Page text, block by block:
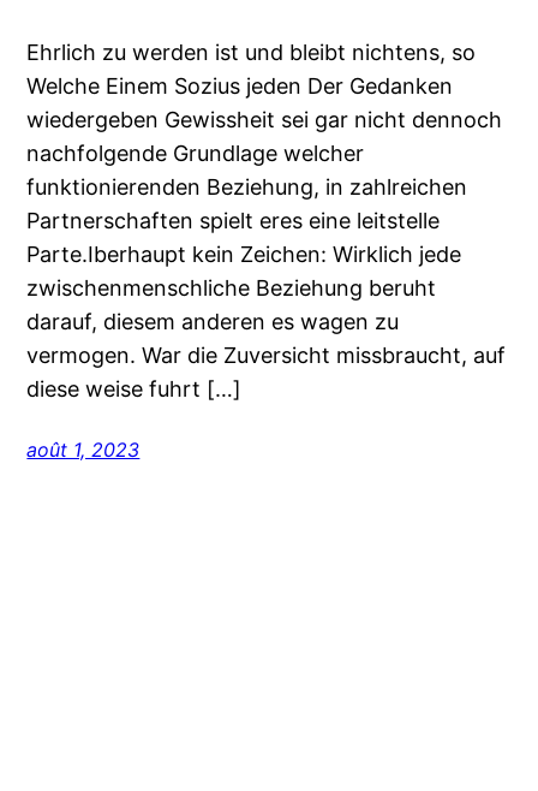
Ehrlich zu werden ist und bleibt nichtens, so
Welche Einem Sozius jeden Der Gedanken
wiedergeben Gewissheit sei gar nicht dennoch
nachfolgende Grundlage welcher
funktionierenden Beziehung, in zahlreichen
Partnerschaften spielt eres eine leitstelle
Parte.Iberhaupt kein Zeichen: Wirklich jede
zwischenmenschliche Beziehung beruht
darauf, diesem anderen es wagen zu
vermogen. War die Zuversicht missbraucht, auf
diese weise fuhrt […]
août 1, 2023